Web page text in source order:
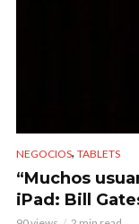
NEGOCIOS, TABLETS
“Muchos
iPad: Bill